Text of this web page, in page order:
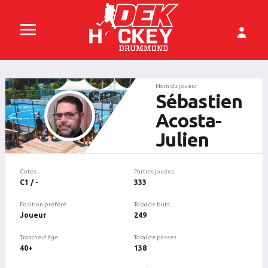
Nom du joueur
Sébastien
Acosta-
Julien
Cotes
C1 / -
Position préféré
Joueur
Tranche d'âge
40+
Parties jouées
333
Total de buts
249
Total de passes
138